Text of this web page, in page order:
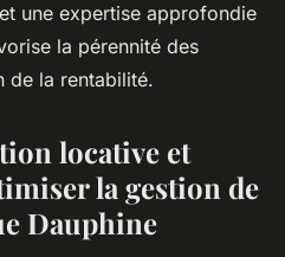
une expertise approfondie
la pérennité des
de la rentabilité.
locative et
la gestion de
Dauphine